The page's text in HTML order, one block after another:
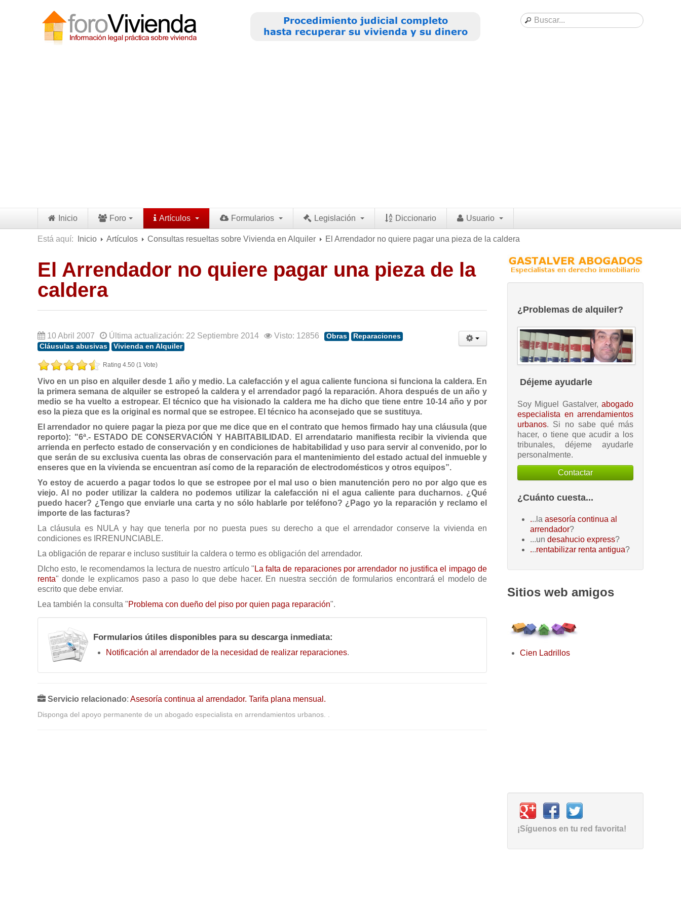
Inicio Foro Artículos Formularios Legislación Diccionario Usuario
Está aquí: Inicio Artículos Consultas resueltas sobre Vivienda en Alquiler El Arrendador no quiere pagar una pieza de la caldera
El Arrendador no quiere pagar una pieza de la
caldera
10 Abril 2007 Última actualización: 22 Septiembre 2014 Visto: 12856 Obras
Reparaciones
Cláusulas abusivas
Vivienda en Alquiler
Rating 4.50 (1 Vote)
Vivo en un piso en alquiler desde 1 año y medio. La calefacción y el agua caliente funciona si funciona la caldera. En
la primera semana de alquiler se estropeó la caldera y el arrendador pagó la reparación. Ahora después de un año y
medio se ha vuelto a estropear. El técnico que ha visionado la caldera me ha dicho que tiene entre 10-14 año y por
eso la pieza que es la original es normal que se estropee. El técnico ha aconsejado que se sustituya.
El arrendador no quiere pagar la pieza por que me dice que en el contrato que hemos firmado hay una cláusula (que
reporto): "6ª.- ESTADO DE CONSERVACIÓN Y HABITABILIDAD. El arrendatario manifiesta recibir la vivienda que
arrienda en perfecto estado de conservación y en condiciones de habitabilidad y uso para servir al convenido, por lo
que serán de su exclusiva cuenta las obras de conservación para el mantenimiento del estado actual del inmueble y
enseres que en la vivienda se encuentran así como de la reparación de electrodomésticos y otros equipos”.
Yo estoy de acuerdo a pagar todos lo que se estropee por el mal uso o bien manutención pero no por algo que es
viejo. Al no poder utilizar la caldera no podemos utilizar la calefacción ni el agua caliente para ducharnos. ¿Qué
puedo hacer? ¿Tengo que enviarle una carta y no sólo hablarle por teléfono? ¿Pago yo la reparación y reclamo el
importe de las facturas?
La cláusula es NULA y hay que tenerla por no puesta pues su derecho a que el arrendador conserve la vivienda en
condiciones es IRRENUNCIABLE.
La obligación de reparar e incluso sustituir la caldera o termo es obligación del arrendador.
DIcho esto, le recomendamos la lectura de nuestro artículo " La falta de reparaciones por arrendador no justifica el impago de
renta" donde le explicamos paso a paso lo que debe hacer. En nuestra sección de formularios encontrará el modelo de
escrito que debe enviar.
Lea también la consulta "Problema con dueño del piso por quien paga reparación".
Formularios útiles disponibles para su descarga inmediata:
Notificación al arrendador de la necesidad de realizar reparaciones.
Servicio relacionado: Asesoría continua al arrendador. Tarifa plana mensual.
Disponga del apoyo permanente de un abogado especialista en arrendamientos urbanos. .
¿Problemas de alquiler?
Déjeme ayudarle
Soy Miguel Gastalver, abogado
especialista en arrendamientos
urbanos. Si no sabe qué más
hacer, o tiene que acudir a los
tribunales, déjeme ayudarle
personalmente.
Contactar
¿Cuánto cuesta...
...la asesoría continua al
arrendador?
...un desahucio express?
...rentabilizar renta antigua?
Sitios web amigos
Cien Ladrillos
¡Síguenos en tu red favorita!